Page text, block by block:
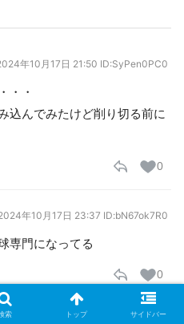
年10月17日 21:50 ID:SyPen0PC0
・・
込んでみたけど削り切る前に
0
年10月17日 23:37 ID:bN67ok7R0
専門になってる
0
索 トップ サイドバー